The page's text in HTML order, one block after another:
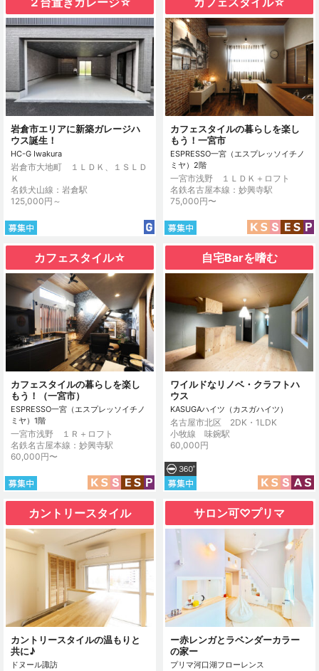
岩倉市エリアに新築ガレージハ
ウス誕生！
HC-G Iwakura
岩倉市大地町 １ＬＤＫ、１ＳＬＤ
Ｋ
名鉄犬山線：岩倉駅
125,000円～
カフェスタイルの暮らしを楽し
もう！一宮市
ESPRESSO一宮（エスプレッソイチノ
ミヤ）2階
一宮市浅野 １ＬＤＫ＋ロフト
名鉄名古屋本線：妙興寺駅
75,000円〜
カフェスタイル☆
カフェスタイルの暮らしを楽し
もう！（一宮市）
ESPRESSO一宮（エスプレッソイチノ
ミヤ）1階
一宮市浅野 １Ｒ＋ロフト
名鉄名古屋本線：妙興寺駅
60,000円〜
自宅Barを嗜む
ワイルドなリノベ・クラフトハ
ウス
KASUGAハイツ（カスガハイツ）
名古屋市北区 2DK・1LDK
小牧線 味鋺駅
60,000円
カントリースタイル
カントリースタイルの温もりと
共に♪
ドヌール諏訪
サロン可♡プリマ
ー赤レンガとラベンダーカラー
の家ー
プリマ河口湖フローレンス